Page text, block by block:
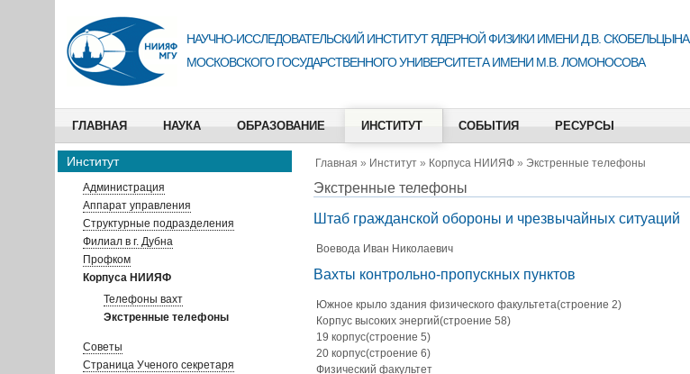
НАУЧНО-ИССЛЕДОВАТЕЛЬСКИЙ ИНСТИТУТ ЯДЕРНОЙ ФИЗИКИ ИМЕНИ Д.В. СКОБЕЛЬЦЫНА
МОСКОВСКОГО ГОСУДАРСТВЕННОГО УНИВЕРСИТЕТА ИМЕНИ М.В. ЛОМОНОСОВА
ГЛАВНАЯ НАУКА ОБРАЗОВАНИЕ ИНСТИТУТ СОБЫТИЯ РЕСУРСЫ
Институт
Администрация
Аппарат управления
Структурные подразделения
Филиал в г. Дубна
Профком
Корпуса НИИЯФ
Телефоны вахт
Экстренные телефоны
Советы
Страница Ученого секретаря
Главная » Институт» Корпуса НИИЯФ» Экстренные телефоны
Экстренные телефоны
Штаб гражданской обороны и чрезвычайных ситуаций
Воевода Иван Николаевич
Вахты контрольно-пропускных пунктов
Южное крыло здания физического факультета(строение 2)
Корпус высоких энергий(строение 58)
19 корпус(строение 5)
20 корпус(строение 6)
Физический факультет